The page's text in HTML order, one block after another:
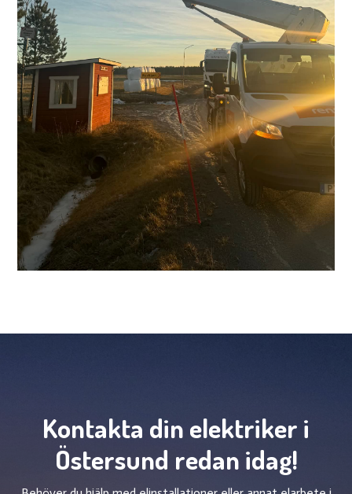
Kontakta din elektriker i
Östersund redan idag!